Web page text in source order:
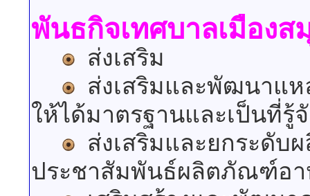
พันธกิจเทศบาลเมืองส
ส่งเสริม
ส่งเสริมและพัฒนาแห
ให้ได้มาตรฐานและเป็นที่รู้
ส่งเสริมและยกระดั
ประชาสัมพันธ์ผลิตภัณฑ์อา